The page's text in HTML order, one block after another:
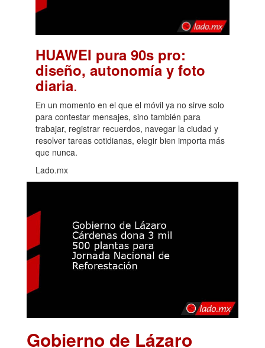
HUAWEI pura 90s pro:
diseño, autonomía y foto
diaria.
En un momento en el que el móvil ya no sirve solo
para contestar mensajes, sino también para
trabajar, registrar recuerdos, navegar la ciudad y
resolver tareas cotidianas, elegir bien importa más
que nunca.
Lado.mx
Gobierno de Lázaro